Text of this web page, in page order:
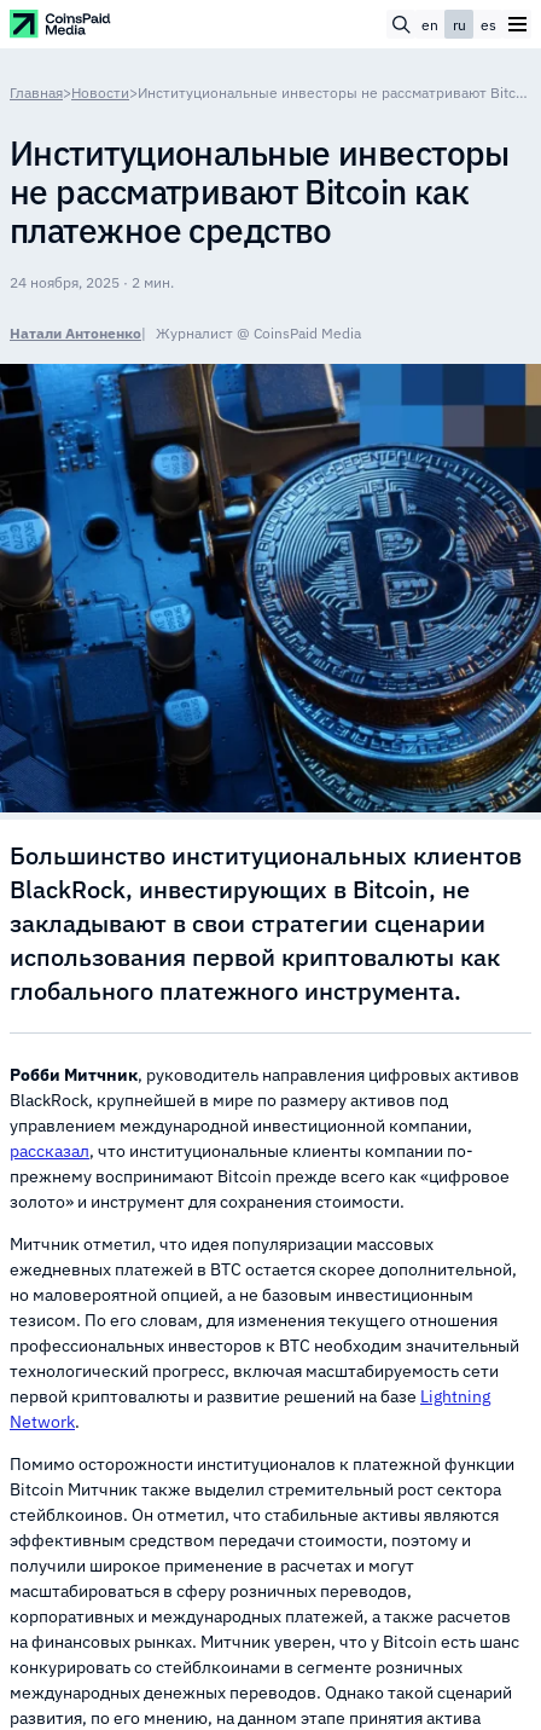
en ru es
Главная>Новости> Институциональные инвесторы не рассматривают Bitcoin как платежное средство
Институциональные инвесторы
не рассматривают Bitcoin как
платежное средство
24 ноября, 2025 · 2 мин.
Натали Антоненко Журналист @ CoinsPaid Media
Большинство институциональных клиентов
BlackRock, инвестирующих в Bitcoin, не
закладывают в свои стратегии сценарии
использования первой криптовалюты как
глобального платежного инструмента.
Робби Митчник, руководитель направления цифровых активов
BlackRock, крупнейшей в мире по размеру активов под
управлением международной инвестиционной компании,
рассказал, что институциональные клиенты компании по-
прежнему воспринимают Bitcoin прежде всего как «цифровое
золото» и инструмент для сохранения стоимости.
Митчник отметил, что идея популяризации массовых
ежедневных платежей в BTC остается скорее дополнительной,
но маловероятной опцией, а не базовым инвестиционным
тезисом. По его словам, для изменения текущего отношения
профессиональных инвесторов к ВТС необходим значительный
технологический прогресс, включая масштабируемость сети
первой криптовалюты и развитие решений на базе Lightning
Network.
Помимо осторожности институционалов к платежной функции
Bitcoin Митчник также выделил стремительный рост сектора
стейблкоинов. Он отметил, что стабильные активы являются
эффективным средством передачи стоимости, поэтому и
получили широкое применение в расчетах и могут
масштабироваться в сферу розничных переводов,
корпоративных и международных платежей, а также расчетов
на финансовых рынках. Митчник уверен, что у Bitcoin есть шанс
конкурировать со стейблкоинами в сегменте розничных
международных денежных переводов. Однако такой сценарий
развития, по его мнению, на данном этапе принятия актива